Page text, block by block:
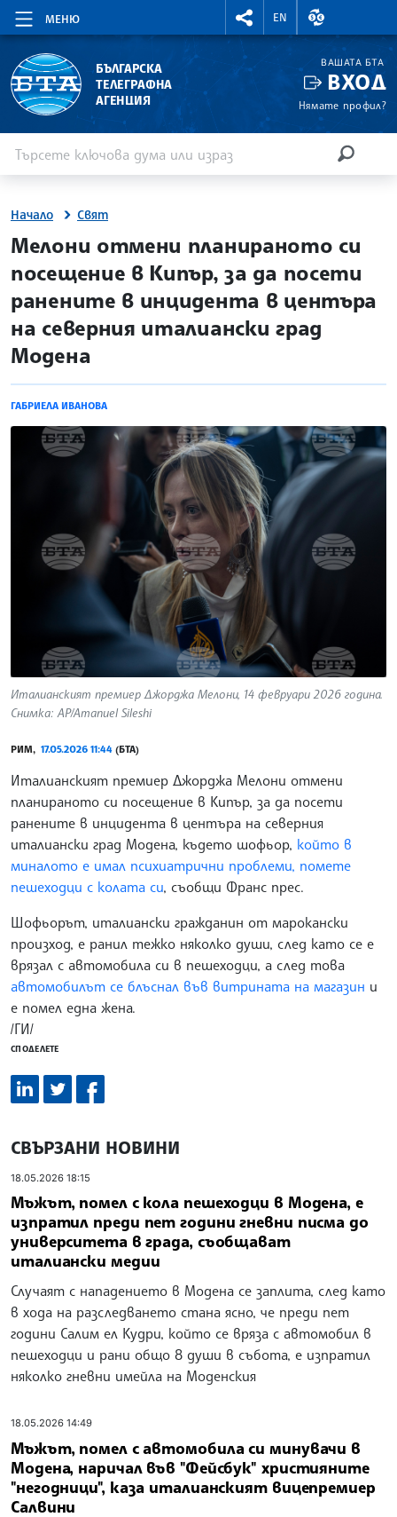
МЕНЮ
RIGHTMENU.SOCIAL
EN
ВАЛУТНИ
БЪЛГАРСКА
ТЕЛЕГРАФНА
АГЕНЦИЯ
ВАШАТА БТА
ВХОД
Нямате профил?
Начало Свят
site.bta
Мелони отмени планираното си
посещение в Кипър, за да посети
ранените в инцидента в центъра
на северния италиански град
Модена
ГАБРИЕЛА ИВАНОВА
Италианският премиер Джорджа Мелони, 14 февруари 2026 година.
Снимка: AP/Amanuel Sileshi
РИМ, 17.05.2026 11:44 (БТА)
Италианският премиер Джорджа Мелони отмени
планираното си посещение в Кипър, за да посети
ранените в инцидента в центъра на северния
италиански град Модена, където шофьор, който в
миналото е имал психиатрични проблеми, помете
пешеходци с колата си, съобщи Франс прес.
Шофьорът, италиански гражданин от марокански
произход, е ранил тежко няколко души, след като се е
врязал с автомобила си в пешеходци, а след това
автомобилът се блъснал във витрината на магазин и
е помел една жена.
/ГИ/
СПОДЕЛЕТЕ
СВЪРЗАНИ НОВИНИ
18.05.2026 18:15
Мъжът, помел с кола пешеходци в Модена, е
изпратил преди пет години гневни писма до
университета в града, съобщават
италиански медии
Случаят с нападението в Модена се заплита, след като
в хода на разследването стана ясно, че преди пет
години Салим ел Кудри, който се вряза с автомобил в
пешеходци и рани общо 8 души в събота, е изпратил
няколко гневни имейла на Моденския
18.05.2026 14:49
Мъжът, помел с автомобила си минувачи в
Модена, наричал във "Фейсбук" християните
"негодници", каза италианският вицепремиер
Салвини